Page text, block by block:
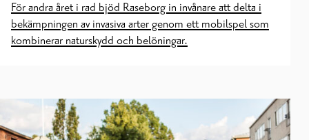
För andra året i rad bjöd Raseborg in invånare att delta i
bekämpningen av invasiva arter genom ett mobilspel som
kombinerar naturskydd och belöningar.